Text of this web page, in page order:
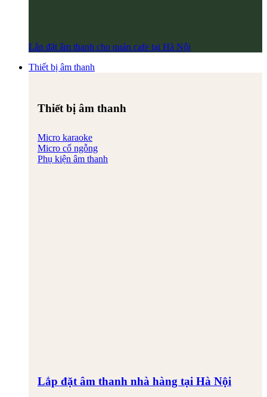
Lắp đặt âm thanh cho quán cafe tại Hà Nội
Thiết bị âm thanh
Thiết bị âm thanh
Micro karaoke
Micro cổ ngỗng
Phụ kiện âm thanh
Lắp đặt âm thanh nhà hàng tại Hà Nội